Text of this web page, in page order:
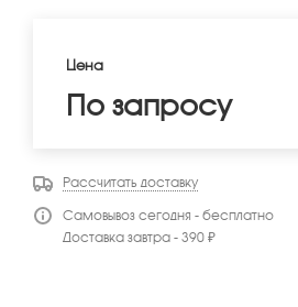
Цена
По запросу
Рассчитать доставку
Самовывоз сегодня - бесплатно
Доставка завтра - 390 ₽